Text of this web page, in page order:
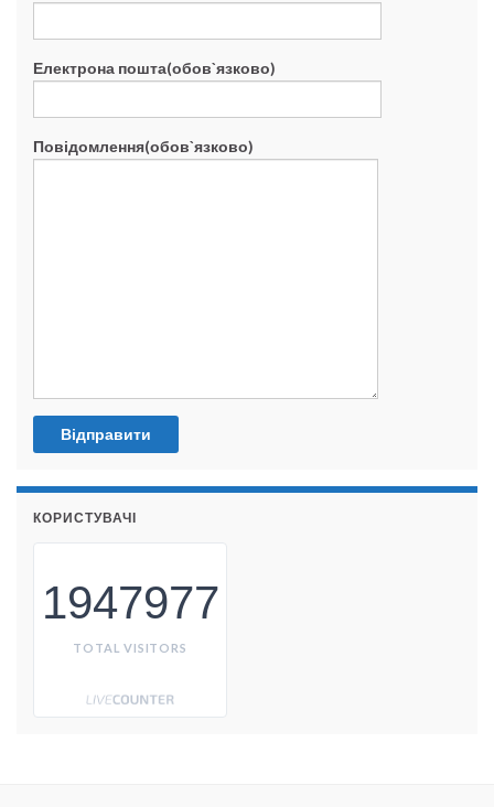
Електрона пошта(обов`язково)
Повідомлення(обов`язково)
КОРИСТУВАЧІ
1947977
TOTAL VISITORS